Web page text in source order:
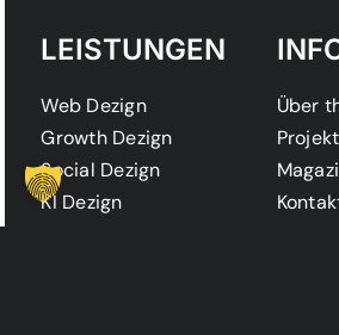
LEISTUNGEN
Web Dezign
Growth Dezign
Social Dezign
KI Dezign
Über